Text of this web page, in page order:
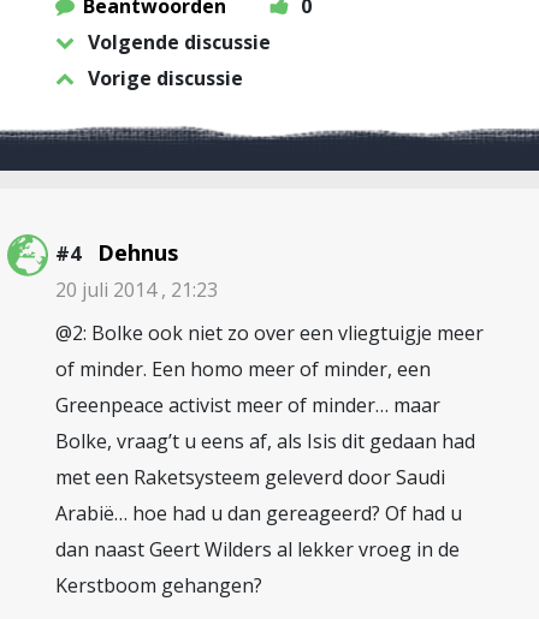
Beantwoorden
0
Volgende discussie
Vorige discussie
#4 Dehnus
20 juli 2014 , 21:23
@2: Bolke ook niet zo over een vliegtuigje meer
of minder. Een homo meer of minder, een
Greenpeace activist meer of minder… maar
Bolke, vraag’t u eens af, als Isis dit gedaan had
met een Raketsysteem geleverd door Saudi
Arabië… hoe had u dan gereageerd? Of had u
dan naast Geert Wilders al lekker vroeg in de
Kerstboom gehangen?